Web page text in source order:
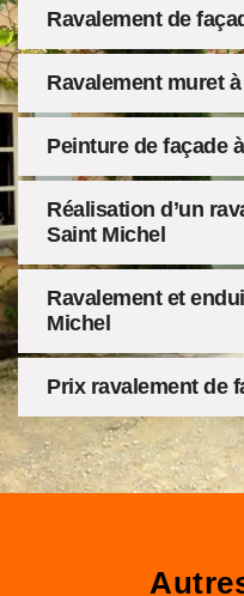
Ravalement de
Ravalement muret
Peinture de façade
Réalisation d’un
Saint Michel
Ravalement et
Michel
Prix ravalement de